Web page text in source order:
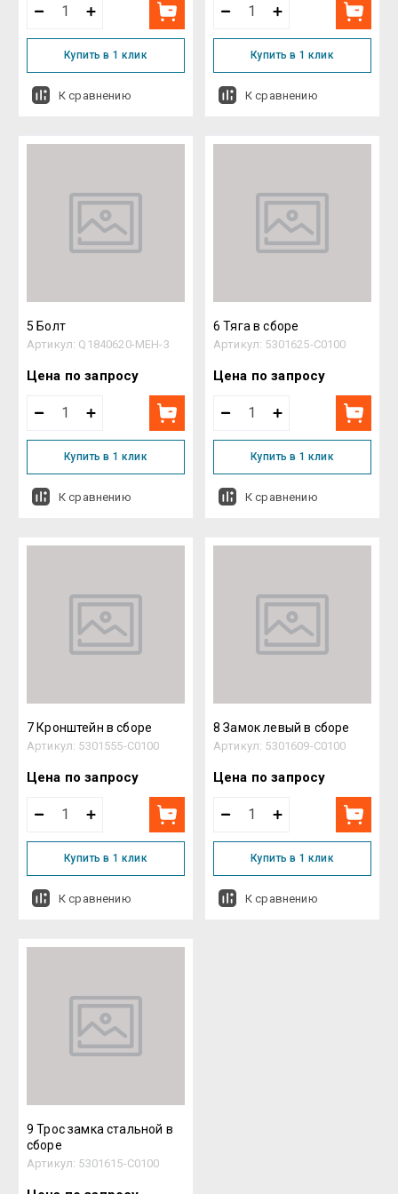
Купить в 1 клик
К сравнению
Купить в 1 клик
К сравнению
5 Болт
Артикул: Q1840620-MEH-3
Цена по запросу
Купить в 1 клик
К сравнению
6 Тяга в сборе
Артикул: 5301625-C0100
Цена по запросу
Купить в 1 клик
К сравнению
7 Кронштейн в сборе
Артикул: 5301555-C0100
Цена по запросу
Купить в 1 клик
К сравнению
8 Замок левый в сборе
Артикул: 5301609-C0100
Цена по запросу
Купить в 1 клик
К сравнению
9 Трос замка стальной в
сборе
Артикул: 5301615-C0100